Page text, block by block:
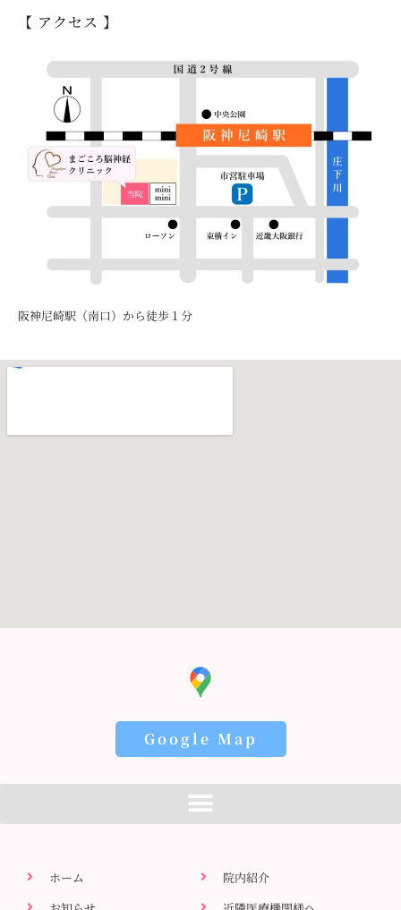
【 アクセス 】
阪神尼崎駅（南口）から徒歩１分
Google Map
ホーム
院内紹介